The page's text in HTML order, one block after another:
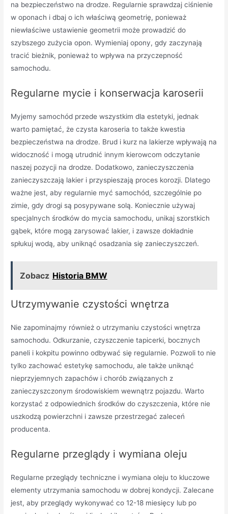
na bezpieczeństwo na drodze. Regularnie sprawdzaj ciśnienie
w oponach i dbaj o ich właściwą geometrię, ponieważ
niewłaściwe ustawienie geometrii może prowadzić do
szybszego zużycia opon. Wymieniaj opony, gdy zaczynają
tracić bieżnik, ponieważ to wpływa na przyczepność
samochodu.
Regularne mycie i konserwacja karoserii
Myjemy samochód przede wszystkim dla estetyki, jednak
warto pamiętać, że czysta karoseria to także kwestia
bezpieczeństwa na drodze. Brud i kurz na lakierze wpływają na
widoczność i mogą utrudnić innym kierowcom odczytanie
naszej pozycji na drodze. Dodatkowo, zanieczyszczenia
zanieczyszczają lakier i przyspieszają proces korozji. Dlatego
ważne jest, aby regularnie myć samochód, szczególnie po
zimie, gdy drogi są posypywane solą. Koniecznie używaj
specjalnych środków do mycia samochodu, unikaj szorstkich
gąbek, które mogą zarysować lakier, i zawsze dokładnie
spłukuj wodą, aby uniknąć osadzania się zanieczyszczeń.
Zobacz Historia BMW
Utrzymywanie czystości wnętrza
Nie zapominajmy również o utrzymaniu czystości wnętrza
samochodu. Odkurzanie, czyszczenie tapicerki, bocznych
paneli i kokpitu powinno odbywać się regularnie. Pozwoli to nie
tylko zachować estetykę samochodu, ale także uniknąć
nieprzyjemnych zapachów i chorób związanych z
zanieczyszczonym środowiskiem wewnątrz pojazdu. Warto
korzystać z odpowiednich środków do czyszczenia, które nie
uszkodzą powierzchni i zawsze przestrzegać zaleceń
producenta.
Regularne przeglądy i wymiana oleju
Regularne przeglądy techniczne i wymiana oleju to kluczowe
elementy utrzymania samochodu w dobrej kondycji. Zalecane
jest, aby przeglądy wykonywać co 12-18 miesięcy lub po